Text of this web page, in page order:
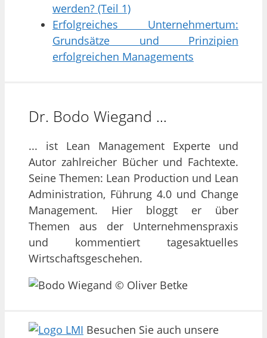
werden? (Teil 1)
Erfolgreiches Unternehmertum:
Grundsätze und Prinzipien
erfolgreichen Managements
Dr. Bodo Wiegand …
... ist Lean Management Experte und
Autor zahlreicher Bücher und Fachtexte.
Seine Themen: Lean Production und Lean
Administration, Führung 4.0 und Change
Management. Hier bloggt er über
Themen aus der Unternehmenspraxis
und kommentiert tagesaktuelles
Wirtschaftsgeschehen.
Besuchen Sie auch unsere